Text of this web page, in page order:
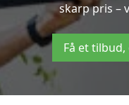
skarp pris –
Få et